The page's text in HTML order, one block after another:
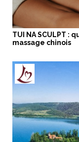
TUI NA SCULPT :
massage chinois